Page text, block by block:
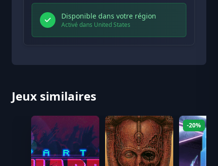
Disponible dans votre région
Activé dans United States
Jeux similaires
-20%